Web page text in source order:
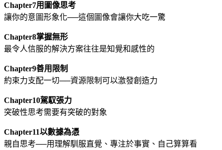
Chapter7用圖像思考
讓你的意圖形象化──這個圖像會讓你大吃一驚
Chapter8掌握無形
最令人信服的解決方案往往是知覺和感性的
Chapter9善用限制
約束力支配一切──資源限制可以激發創造力
Chapter10駕馭張力
突破性思考需要有突破的對象
Chapter11以數據為憑
親自思考──用理解馴服直覺、專注於事實、自己算算看